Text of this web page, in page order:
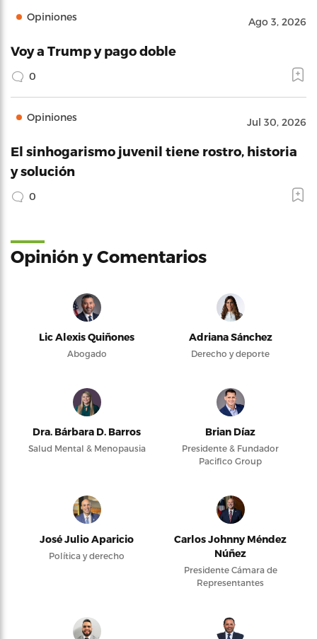
Opiniones Ago 3, 2026
Voy a Trump y pago doble
0
Opiniones Jul 30, 2026
El sinhogarismo juvenil tiene rostro, historia
y solución
0
Opinión y Comentarios
Lic Alexis Quiñones
Abogado
Adriana Sánchez
Derecho y deporte
Dra. Bárbara D. Barros
Salud Mental & Menopausia
Brian Díaz
Presidente & Fundador
Pacifico Group
José Julio Aparicio
Política y derecho
Carlos Johnny Méndez
Núñez
Presidente Cámara de
Representantes